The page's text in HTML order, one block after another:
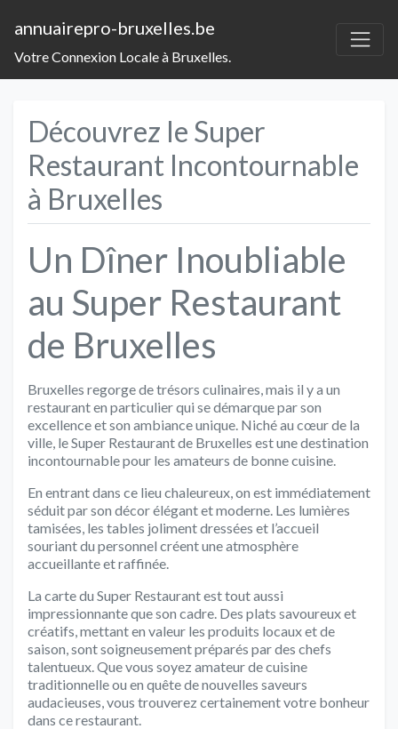
annuairepro-bruxelles.be
Votre Connexion Locale à Bruxelles.
Découvrez le Super
Restaurant Incontournable
à Bruxelles
Un Dîner Inoubliable
au Super Restaurant
de Bruxelles
Bruxelles regorge de trésors culinaires, mais il y a un
restaurant en particulier qui se démarque par son
excellence et son ambiance unique. Niché au cœur de la
ville, le Super Restaurant de Bruxelles est une destination
incontournable pour les amateurs de bonne cuisine.
En entrant dans ce lieu chaleureux, on est immédiatement
séduit par son décor élégant et moderne. Les lumières
tamisées, les tables joliment dressées et l’accueil
souriant du personnel créent une atmosphère
accueillante et raffinée.
La carte du Super Restaurant est tout aussi
impressionnante que son cadre. Des plats savoureux et
créatifs, mettant en valeur les produits locaux et de
saison, sont soigneusement préparés par des chefs
talentueux. Que vous soyez amateur de cuisine
traditionnelle ou en quête de nouvelles saveurs
audacieuses, vous trouverez certainement votre bonheur
dans ce restaurant.